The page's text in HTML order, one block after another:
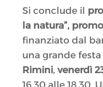
Si conclude il
la natura”,
finanziato dal
una grande
Rimini, venerdì